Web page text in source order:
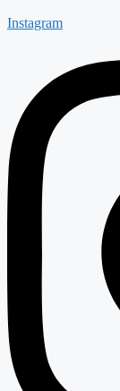
Instagram